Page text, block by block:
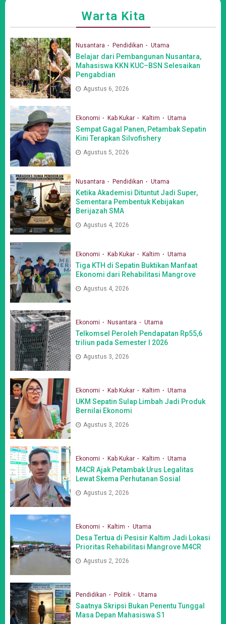
Warta Kita
Nusantara Pendidikan Utama
Belajar dari Pembangunan Nusantara,
Mahasiswa KKN KUC–BSN Selesaikan
Pengabdian
Agustus 6, 2026
Ekonomi Kab Kukar Kaltim Utama
Sempat Gagal Panen, Petambak Sepatin
Kini Terapkan Silvofishery
Agustus 5, 2026
Nusantara Pendidikan Utama
Ketika Akademisi Dituntut Jadi Super,
Sementara Pembentuk Kebijakan
Berijazah SMA
Agustus 4, 2026
Ekonomi Kab Kukar Kaltim Utama
Tiga KTH di Sepatin Buktikan Manfaat
Ekonomi dari Rehabilitasi Mangrove
Agustus 4, 2026
Ekonomi Nusantara Utama
Telkomsel Peroleh Pendapatan Rp55,6
triliun pada Semester I 2026
Agustus 3, 2026
Ekonomi Kab Kukar Kaltim Utama
UKM Sepatin Sulap Limbah Jadi Produk
Bernilai Ekonomi
Agustus 3, 2026
Ekonomi Kab Kukar Kaltim Utama
M4CR Ajak Petambak Urus Legalitas
Lewat Skema Perhutanan Sosial
Agustus 2, 2026
Ekonomi Kaltim Utama
Desa Tertua di Pesisir Kaltim Jadi Lokasi
Prioritas Rehabilitasi Mangrove M4CR
Agustus 2, 2026
Pendidikan Politik Utama
Saatnya Skripsi Bukan Penentu Tunggal
Masa Depan Mahasiswa S1